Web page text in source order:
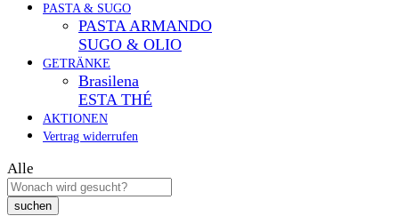
PASTA & SUGO
PASTA ARMANDO
SUGO & OLIO
GETRÄNKE
Brasilena
ESTA THÉ
AKTIONEN
Vertrag widerrufen
Alle
suchen